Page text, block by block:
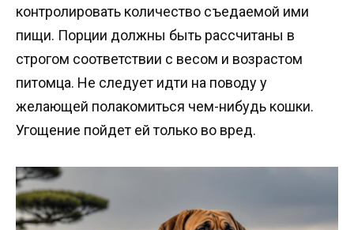
контролировать количество съедаемой ими
пищи. Порции должны быть рассчитаны в
строгом соответствии с весом и возрастом
питомца. Не следует идти на поводу у
желающей полакомиться чем-нибудь кошки.
Угощение пойдет ей только во вред.